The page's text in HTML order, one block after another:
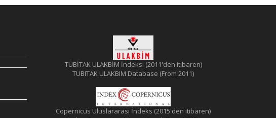
TÜBİTAK ULAKBİM İndeksi (2011'den itibaren)
TUBITAK ULAKBIM Database (From 2011)
Copernicus Uluslararası İndeks (2015'den itibaren)